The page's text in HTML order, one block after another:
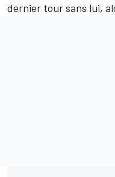
dernier tour sans lui,